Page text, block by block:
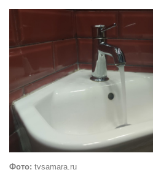
Фото: tvsamara.ru